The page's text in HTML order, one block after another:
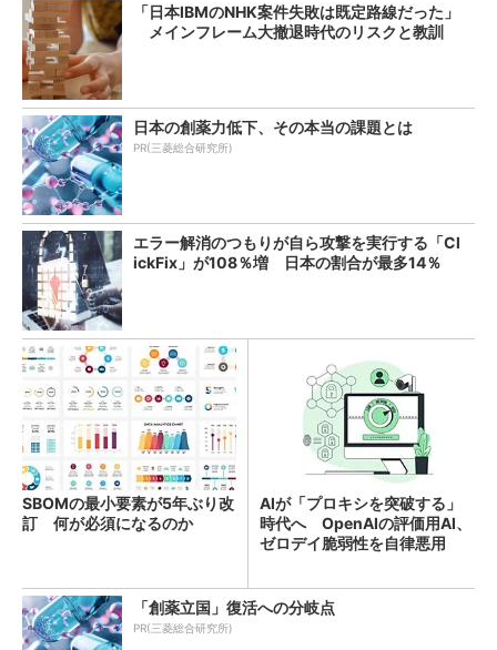
「日本IBMのNHK案件失敗は既定路線だった」
メインフレーム大撤退時代のリスクと教訓
日本の創薬力低下、その本当の課題とは
PR(三菱総合研究所)
エラー解消のつもりが自ら攻撃を実行する「Cl
ickFix」が108％増 日本の割合が最多14％
SBOMの最小要素が5年ぶり改
訂 何が必須になるのか
AIが「プロキシを突破する」
時代へ OpenAIの評価用AI、
ゼロデイ脆弱性を自律悪用
「創薬立国」復活への分岐点
PR(三菱総合研究所)